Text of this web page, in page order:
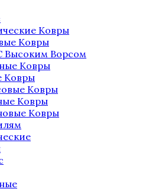
Ковры
Ковры
Высоким Ворсом
Ковры
Ковры
Ковры
Ковры
Ковры